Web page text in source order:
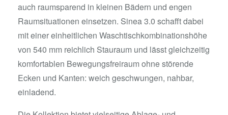
auch raumsparend in kleinen Bädern und engen
Raumsituationen einsetzen. Sinea 3.0 schafft dabei
mit einer einheitlichen Waschtischkombinationshöhe
von 540 mm reichlich Stauraum und lässt gleichzeitig
komfortablen Bewegungsfreiraum ohne störende
Ecken und Kanten: weich geschwungen, nahbar,
einladend.